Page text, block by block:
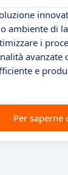
ambiente di
i
avanzate
e
Per saperne